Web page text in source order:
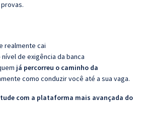
realmente cai
de exigência da banca
já percorreu o caminho da
como conduzir você até a sua vaga.
com a plataforma mais avançada do